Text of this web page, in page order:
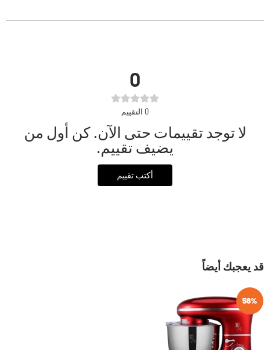
0
0 التقييم
لا توجد تقييمات حتى الآن. كن أول من
يضيف تقييم.
أكتب تقييم
قد يعجبك أيضاً
56%